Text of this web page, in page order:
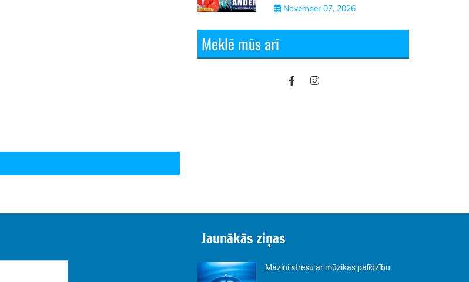
November 07, 2026
Meklē mūs arī
Jaunākās ziņas
Mazini stresu ar mūzikas palīdzību